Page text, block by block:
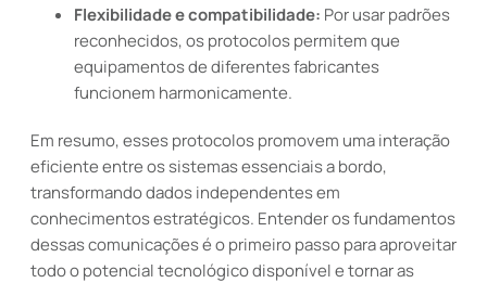
Flexibilidade e compatibilidade: Por usar padrões
reconhecidos, os protocolos permitem que
equipamentos de diferentes fabricantes
funcionem harmonicamente.
Em resumo, esses protocolos promovem uma interação
eficiente entre os sistemas essenciais a bordo,
transformando dados independentes em
conhecimentos estratégicos. Entender os fundamentos
dessas comunicações é o primeiro passo para aproveitar
todo o potencial tecnológico disponível e tornar as